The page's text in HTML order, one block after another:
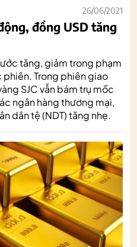
26/06/2021
đồng USD tăng
tăng, giảm trong phạm
phiên. Trong phiên giao
SJC vẫn bám trụ mốc
ngân hàng thương mại,
dân tệ (NDT) tăng nhẹ.